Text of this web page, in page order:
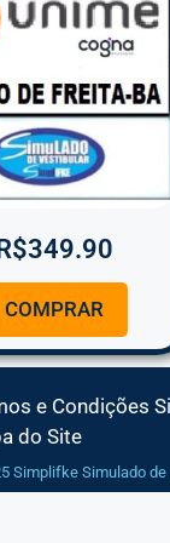
349.90
COMPRAR
e Condições
do Site
Simplifke Simulado